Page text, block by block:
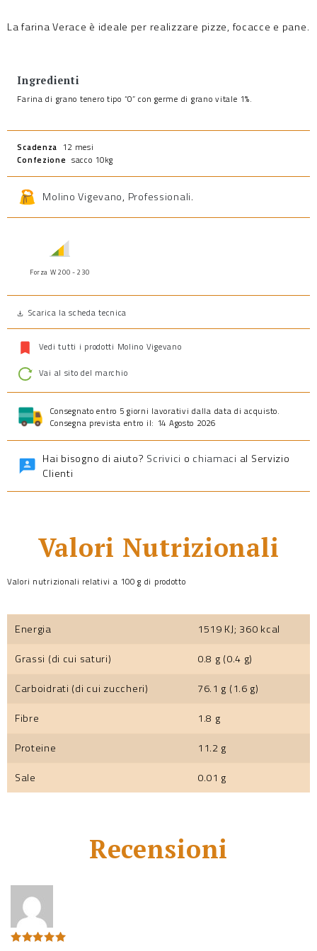
La farina Verace è ideale per realizzare pizze, focacce e pane.
Ingredienti
Farina di grano tenero tipo “0” con germe di grano vitale 1%.
Scadenza 12 mesi
Confezione sacco 10kg
Molino Vigevano, Professionali.
Forza W 200 - 230
Scarica la scheda tecnica
Vedi tutti i prodotti Molino Vigevano
Vai al sito del marchio
Consegnato entro 5 giorni lavorativi dalla data di acquisto.
Consegna prevista entro il: 14 Agosto 2026
Hai bisogno di aiuto? Scrivici o chiamaci al Servizio
Clienti
Valori Nutrizionali
Valori nutrizionali relativi a 100 g di prodotto
Energia
1519 KJ; 360 kcal
Grassi (di cui saturi)
0.8 g (0.4 g)
Carboidrati (di cui zuccheri)
76.1 g (1.6 g)
Fibre
1.8 g
Proteine
11.2 g
Sale
0.01 g
Recensioni